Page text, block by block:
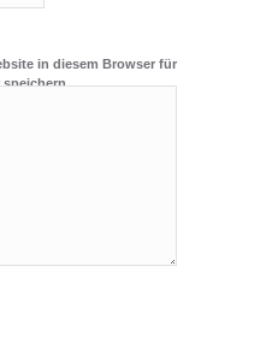
in diesem Browser für
speichern.